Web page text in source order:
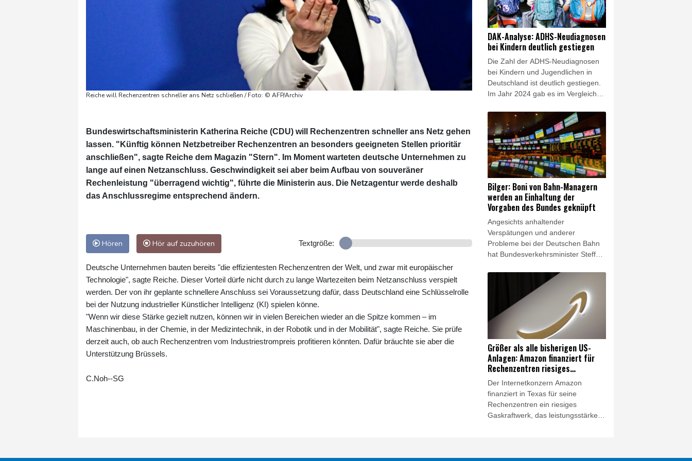
Reiche will Rechenzentren schneller ans Netz schließen / Foto: © AFP/Archiv
Bundeswirtschaftsministerin Katherina Reiche (CDU) will Rechenzentren schneller ans Netz gehen
lassen. "Künftig können Netzbetreiber Rechenzentren an besonders geeigneten Stellen prioritär
anschließen", sagte Reiche dem Magazin "Stern". Im Moment warteten deutsche Unternehmen zu
lange auf einen Netzanschluss. Geschwindigkeit sei aber beim Aufbau von souveräner
Rechenleistung "überragend wichtig", führte die Ministerin aus. Die Netzagentur werde deshalb
das Anschlussregime entsprechend ändern.
Hören Hör auf zuzuhören Textgröße:
Deutsche Unternehmen bauten bereits "die effizientesten Rechenzentren der Welt, und zwar mit europäischer
Technologie", sagte Reiche. Dieser Vorteil dürfe nicht durch zu lange Wartezeiten beim Netzanschluss verspielt
werden. Der von ihr geplante schnellere Anschluss sei Voraussetzung dafür, dass Deutschland eine Schlüsselrolle
bei der Nutzung industrieller Künstlicher Intelligenz (KI) spielen könne.
"Wenn wir diese Stärke gezielt nutzen, können wir in vielen Bereichen wieder an die Spitze kommen – im
Maschinenbau, in der Chemie, in der Medizintechnik, in der Robotik und in der Mobilität", sagte Reiche. Sie prüfe
derzeit auch, ob auch Rechenzentren vom Industriestrompreis profitieren könnten. Dafür bräuchte sie aber die
Unterstützung Brüssels.
C.Noh--SG
Dobrindt der "Bild am Sonntag". Am
18. August solle am Testflughafen
des Deutschen Zentrums für Luft-
und Raumfahrt (DLR) in Cochstedt
in Sachsen-Anhalt eine neue
Forschungseinrichtung für
Drohnensicherheit errichtet werden.
DAK-Analyse: ADHS-Neudiagnosen
bei Kindern deutlich gestiegen
Die Zahl der ADHS-Neudiagnosen
bei Kindern und Jugendlichen in
Deutschland ist deutlich gestiegen.
Im Jahr 2024 gab es im Vergleich
Diagnosen einer
Aufmerksamkeitsdefizit-/Hyperaktivitätsstörung
bei Kindern bis einschließlich 17
Jahren: Dies zeigt eine aktuelle
Analyse der DAK-Gesundheit, die
der Nachrichtenagentur AFP vorlag.
Hochgerechnet wurde damit 2024
bundesweit bei rund 202.000
jungen Menschen erstmals ADHS
diagnostiziert.
Bilger: Boni von Bahn-Managern
werden an Einhaltung der
Vorgaben des Bundes geknüpft
Angesichts anhaltender
Verspätungen und anderer
Probleme bei der Deutschen Bahn
hat Bundesverkehrsminister Steffen
Führungsebene des Konzerns
erhöht und Konsequenzen bei den
Vorstandsgehältern angekündigt.
"Es wird sich konkret auf die
Bonuszahlungen von Bahn-
Managern auswirken, wenn die
Ziele, die der Bund vorgibt, nicht
eingehalten werden", sagte Bilger
der "Bild am Sonntag".
Größer als alle bisherigen US-
Anlagen: Amazon finanziert für
Rechenzentren riesiges
Gaskraftwerk
Der Internetkonzern Amazon
finanziert in Texas für seine
Rechenzentren ein riesiges
Gaskraftwerk, das leistungsstärker
entsprechende Berichte. Es ist das